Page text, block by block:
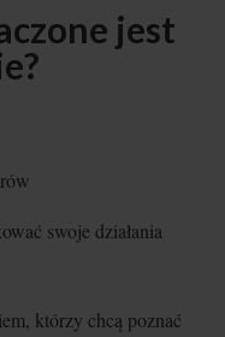
jest
swoje działania
którzy chcą poznać